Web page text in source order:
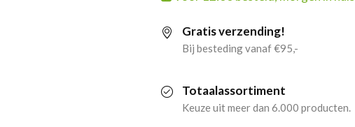
(200
stuks)
Gratis verzending!
Bij besteding vanaf €95,-
Totaalassortiment
Keuze uit meer dan 6.000 producten.